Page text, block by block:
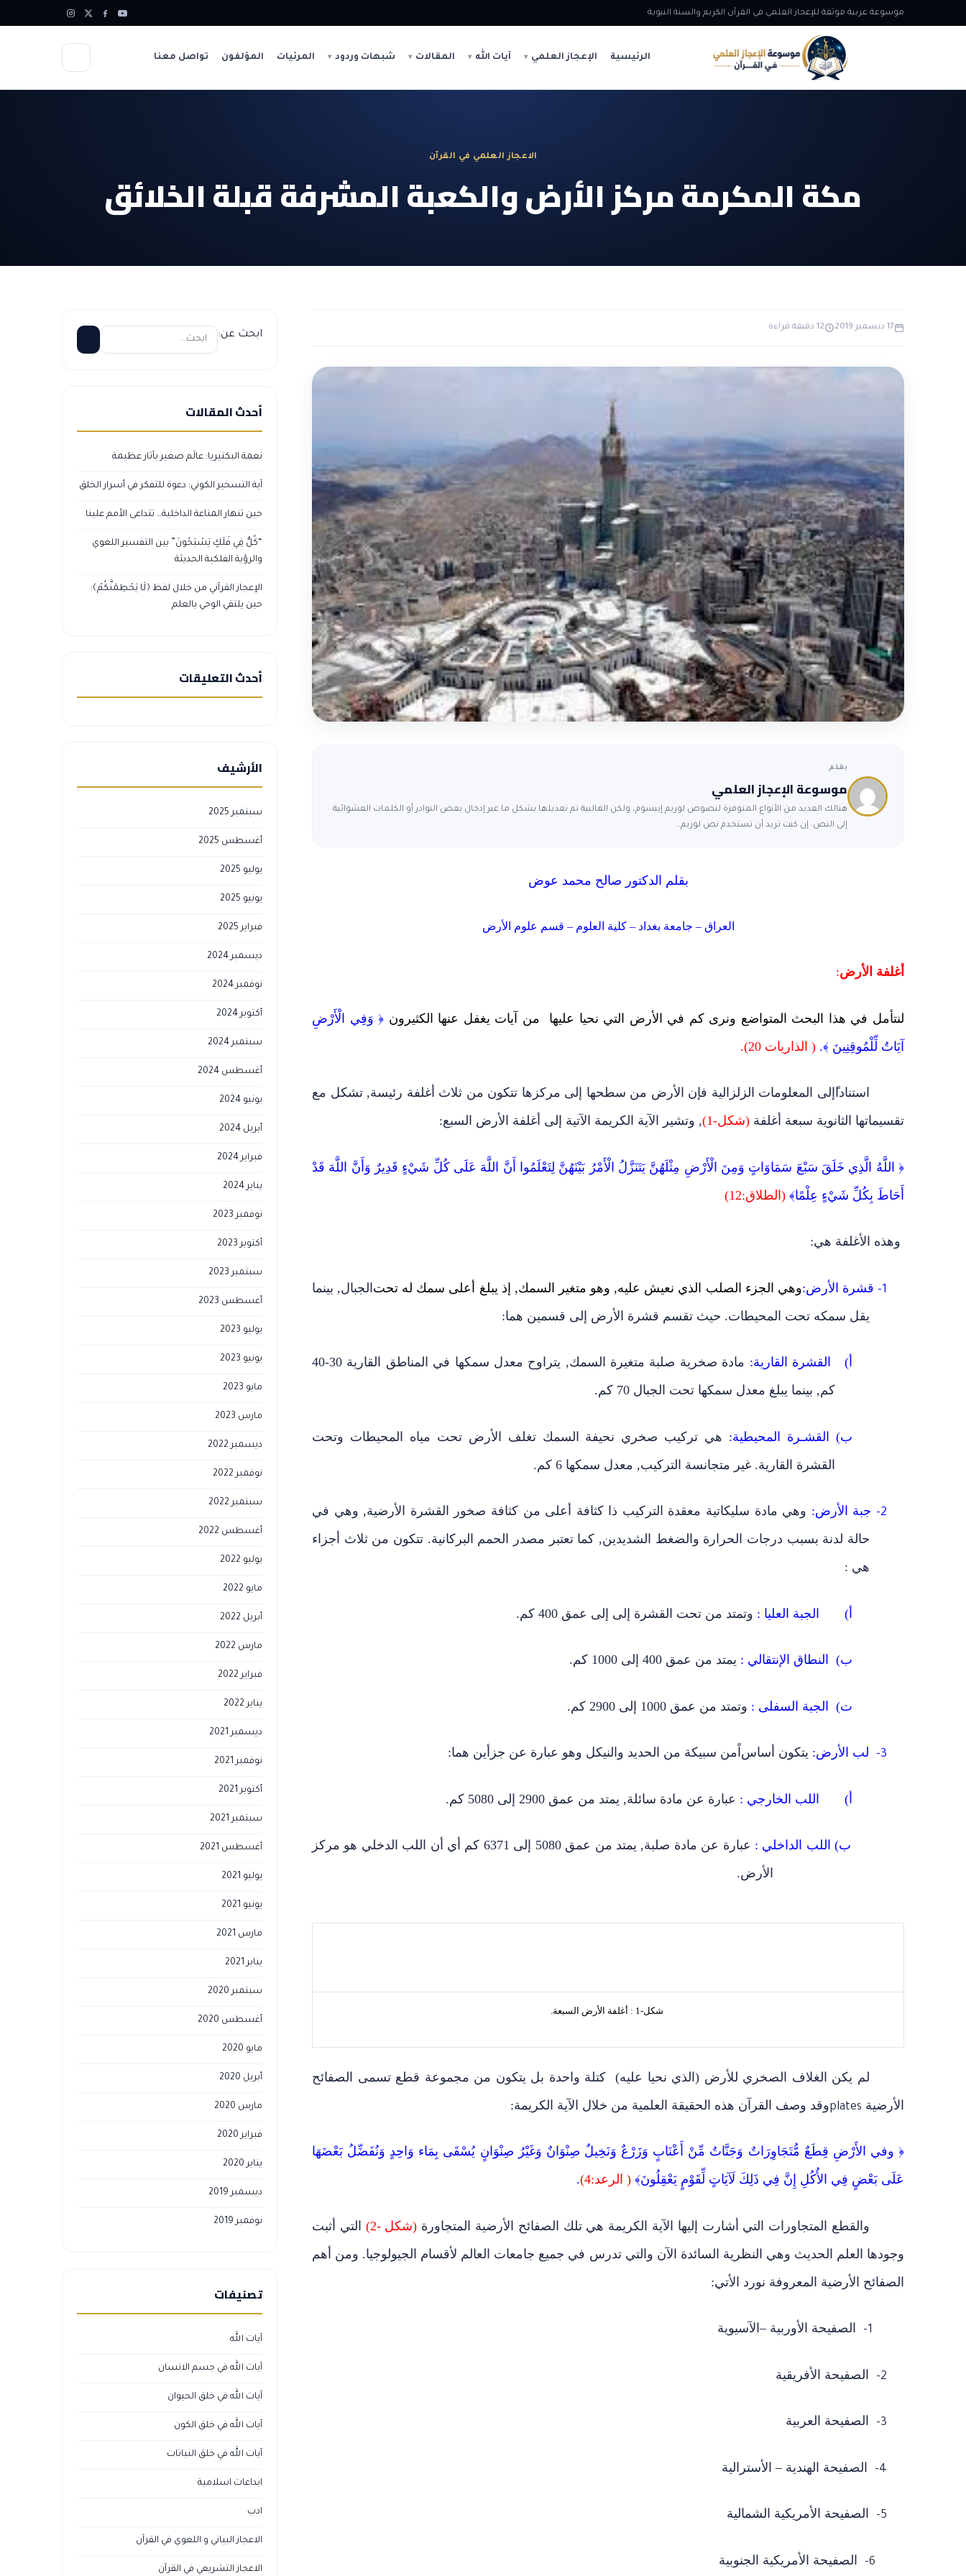
موسوعة عربية موثقة للإعجاز العلمي في القرآن الكريم والسنة النبوية
الرئيسية الإعجاز العلمي آيات الله المقالات شبهات وردود المرئيات المؤلفون تواصل معنا
الاعجاز العلمي في القرآن
مكة المكرمة مركز الأرض والكعبة المشرفة قبلة الخلائق
17 ديسمبر 2019 12 دقيقة قراءة
بقلم
موسوعة الإعجاز العلمي
هنالك العديد من الأنواع المتوفرة لنصوص لوريم إيبسوم، ولكن الغالبية تم تعديلها بشكل ما عبر إدخال بعض النوادر أو الكلمات العشوائية
إلى النص. إن كنت تريد أن تستخدم نص لوريم…
بقلم الدكتور صالح محمد عوض
العراق – جامعة بغداد – كلية العلوم – قسم علوم الأرض
أغلفة الأرض:
لنتأمل في هذا البحث المتواضع ونرى كم في الأرض التي نحيا عليها من آيات يغفل عنها الكثيرون ﴿ وَفِي الْأَرْضِ
آيَاتٌ لِّلْمُوقِنِينَ ﴾. ( الذاريات 20).
استنادا إلى المعلومات الزلزالية فإن الأرض من سطحها إلى مركزها تتكون من ثلاث أغلفة رئيسة, تشكل مع
تقسيماتها الثانوية سبعة أغلفة (شكل-1) , وتشير الآية الكريمة الآتية إلى أغلفة الأرض السبع:
﴿ اللَّهُ الَّذِي خَلَقَ سَبْعَ سَمَاوَاتٍ وَمِنَ الْأَرْضِ مِثْلَهُنَّ يَتَنَزَّلُ الْأَمْرُ بَيْنَهُنَّ لِتَعْلَمُوا أَنَّ اللَّهَ عَلَى كُلِّ شَيْءٍ قَدِيرٌ وَأَنَّ اللَّهَ قَدْ
أَحَاطَ بِكُلِّ شَيْءٍ عِلْمًا﴾ (الطلاق:12)
وهذه الأغلفة هي:
1- قشرة الأرض:وهي الجزء الصلب الذي نعيش عليه, وهو متغير السمك, إذ يبلغ أعلى سمك له تحتالجبال, بينما
يقل سمكه تحت المحيطات. حيث تقسم قشرة الأرض إلى قسمين هما:
أ‌) القشرة القارية:
مادة صخرية صلبة متغيرة السمك, يتراوح معدل سمكها في المناطق القارية 30-40
كم, بينما يبلغ معدل سمكها تحت الجبال 70 كم.
ب‌) القشـرة المحيطية: هي تركيب صخري نحيفة السمك تغلف الأرض تحت مياه المحيطات وتحت
القشرة القارية. غير متجانسة التركيب, معدل سمكها 6 كم.
2- جبة الأرض: وهي مادة سليكاتية معقدة التركيب ذا كثافة أعلى من كثافة صخور القشرة الأرضية, وهي في
حالة لدنة بسبب درجات الحرارة والضغط الشديدين, كما تعتبر مصدر الحمم البركانية. تتكون من ثلاث أجزاء
هي :
أ‌) الجبة العليا : وتمتد من تحت القشرة إلى إلى عمق 400 كم.
ب‌) النطاق الإنتقالي : يمتد من عمق 400 إلى 1000 كم.
ت‌) الجبة السفلى : وتمتد من عمق 1000 إلى 2900 كم.
3- لب الأرض: يتكون أساس من سبيكة من الحديد والنيكل وهو عبارة عن جزأين هما:
أ‌) اللب الخارجي : عبارة عن مادة سائلة, يمتد من عمق 2900 إلى 5080 كم.
ب‌) اللب الداخلي :
عبارة عن مادة صلبة, يمتد من عمق 5080 إلى 6371 كم أي أن اللب الدخلي هو مركز
الأرض.
شكل-1 : أغلفة الأرض السبعة.
لم يكن الغلاف الصخري للأرض (الذي نحيا عليه) كتلة واحدة بل يتكون من مجموعة قطع تسمى الصفائح
الأرضية platesوقد وصف القرآن هذه الحقيقة العلمية من خلال الآية الكريمة:
﴿ وفي الأَرْضِ قِطَعٌ مُّتَجَاوِرَاتٌ وَجَنَّاتٌ مِّنْ أَعْنَابٍ وَزَرْعٌ وَنَخِيلٌ صِنْوَانٌ وَغَيْرُ صِنْوَانٍ يُسْقَى بِمَاء وَاحِدٍ وَنُفَضِّلُ بَعْضَهَا
عَلَى بَعْضٍ فِي الأُكُلِ إِنَّ فِي ذَلِكَ لَآيَاتٍ لِّقَوْمٍ يَعْقِلُونَ﴾ ( الرعد:4) .
والقطع المتجاورات التي أشارت إليها الآية الكريمة هي تلك الصفائح الأرضية المتجاورة (شكل -2)
التي أثبت
وجودها العلم الحديث وهي النظرية السائدة الآن والتي تدرس في جميع جامعات العالم لأقسام الجيولوجيا. ومن أهم
الصفائح الأرضية المعروفة نورد الأتي:
1- الصفيحة الأوربية –الآسيوية
2- الصفيحة الأفريقية
3- الصفيحة العربية
4- الصفيحة الهندية – الأسترالية
5- الصفيحة الأمريكية الشمالية
6- الصفيحة الأمريكية الجنوبية
ابحث عن:
أحدث المقالات
نعمة البكتيريا: عالَم صغير بآثار عظيمة
آية التسخير الكوني: دعوة للتفكر في أسرار الخلق
حين تنهار المناعة الداخلية… تتداعى الأمم علينا
“كُلٌّ فِي فَلَكٍ يَسْبَحُونَ” بين التفسير اللغوي
والرؤية الفلكية الحديثة
الإعجاز القرآني من خلال لفظ ﴿لَا يَحْطِمَنَّكُمْ﴾:
حين يلتقي الوحي بالعلم
أحدث التعليقات
الأرشيف
سبتمبر 2025
أغسطس 2025
يوليو 2025
يونيو 2025
فبراير 2025
ديسمبر 2024
نوفمبر 2024
أكتوبر 2024
سبتمبر 2024
أغسطس 2024
يونيو 2024
أبريل 2024
فبراير 2024
يناير 2024
نوفمبر 2023
أكتوبر 2023
سبتمبر 2023
أغسطس 2023
يوليو 2023
يونيو 2023
مايو 2023
مارس 2023
ديسمبر 2022
نوفمبر 2022
سبتمبر 2022
أغسطس 2022
يوليو 2022
مايو 2022
أبريل 2022
مارس 2022
فبراير 2022
يناير 2022
ديسمبر 2021
نوفمبر 2021
أكتوبر 2021
سبتمبر 2021
أغسطس 2021
يوليو 2021
يونيو 2021
مارس 2021
يناير 2021
سبتمبر 2020
أغسطس 2020
مايو 2020
أبريل 2020
مارس 2020
فبراير 2020
يناير 2020
ديسمبر 2019
نوفمبر 2019
تصنيفات
آيات الله
آيات الله في جسم الانسان
آيات الله في خلق الحيوان
آيات الله في خلق الكون
آيات الله في خلق النباتات
ابداعات اسلامية
ادب
الاعجاز البياني و اللغوي في القرآن
الاعجاز التشريعي في القرآن